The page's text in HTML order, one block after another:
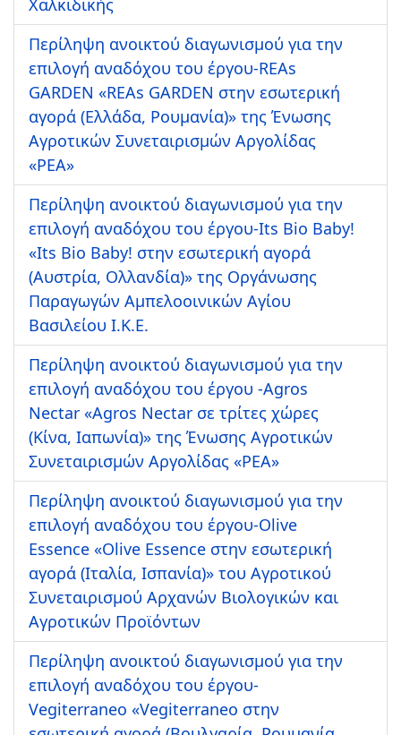
Περίληψη ανοικτού διαγωνισμού για την
επιλογή αναδόχου του έργου-REAs
GARDEN «REAs GARDEN στην εσωτερική
αγορά (Ελλάδα, Ρουμανία)» της Ένωσης
Αγροτικών Συνεταιρισμών Αργολίδας
«ΡΕΑ»
Περίληψη ανοικτού διαγωνισμού για την
επιλογή αναδόχου του έργου-Its Bio Baby!
«Its Bio Baby! στην εσωτερική αγορά
(Αυστρία, Ολλανδία)» της Οργάνωσης
Παραγωγών Αμπελοοινικών Αγίου
Βασιλείου Ι.Κ.Ε.
Περίληψη ανοικτού διαγωνισμού για την
επιλογή αναδόχου του έργου -Agros
Nectar «Agros Nectar σε τρίτες χώρες
(Κίνα, Ιαπωνία)» της Ένωσης Αγροτικών
Συνεταιρισμών Αργολίδας «ΡΕΑ»
Περίληψη ανοικτού διαγωνισμού για την
επιλογή αναδόχου του έργου-Olive
Essence «Olive Essence στην εσωτερική
αγορά (Ιταλία, Ισπανία)» του Αγροτικού
Συνεταιρισμού Αρχανών Βιολογικών και
Αγροτικών Προϊόντων
Περίληψη ανοικτού διαγωνισμού για την
επιλογή αναδόχου του έργου-
Vegiterraneo «Vegiterraneo στην